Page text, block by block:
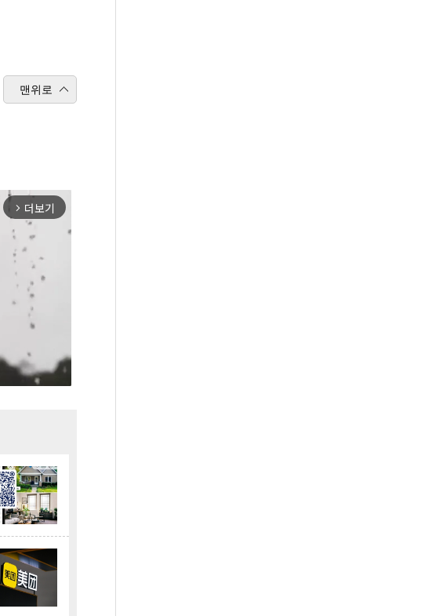
맨위로
arrow_forward_ios 더보기